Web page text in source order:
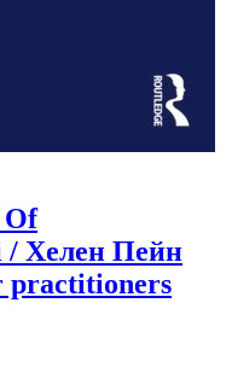
Of
/ Хелен Пейн
practitioners